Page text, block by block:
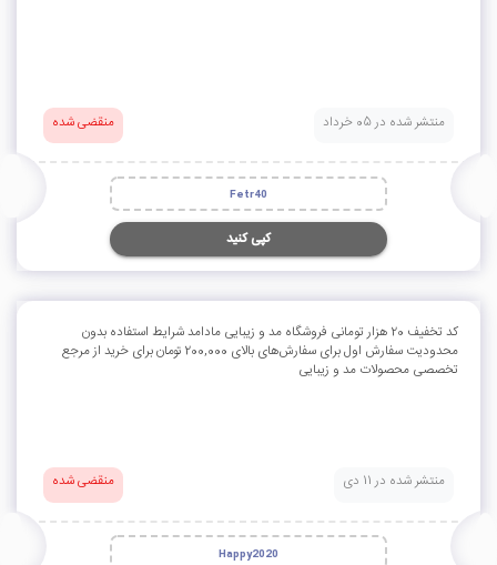
منتشر شده در 05 خرداد منقضی شده
Fetr40
کپی کنید
کد تخفیف 20 هزار تومانی فروشگاه مد و زیبایی مادامد شرایط استفاده بدون
محدودیت سفارش اول برای سفارش‌های بالای 200,000 تومان برای خرید از مرجع
تخصصی محصولات مد و زیبایی
منتشر شده در 11 دی منقضی شده
Happy2020